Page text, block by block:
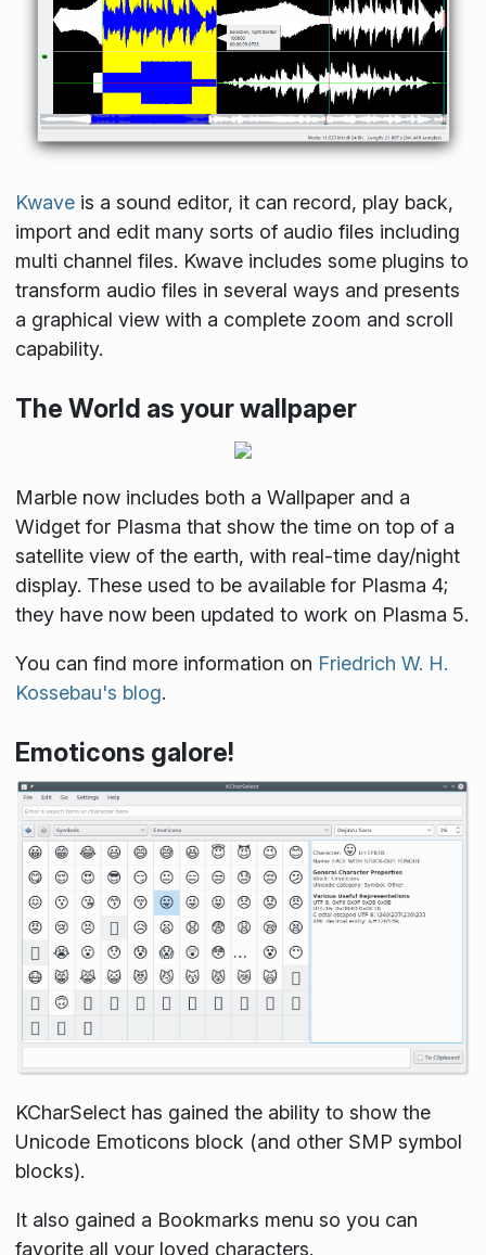
Kwaveis a sound editor, it can record, play back,
import and edit many sorts of audio files including
multi channel files. Kwave includes some plugins to
transform audio files in several ways and presents
a graphical view with a complete zoom and scroll
capability.
The World as your wallpaper
Marble now includes both a Wallpaper and a
Widget for Plasma that show the time on top of a
satellite view of the earth, with real-time day/night
display. These used to be available for Plasma 4;
they have now been updated to work on Plasma 5.
You can find more information on Friedrich W. H.
Kossebau's blog.
Emoticons galore!
KCharSelect has gained the ability to show the
Unicode Emoticons block (and other SMP symbol
blocks).
It also gained a Bookmarks menu so you can
favorite all your loved characters.